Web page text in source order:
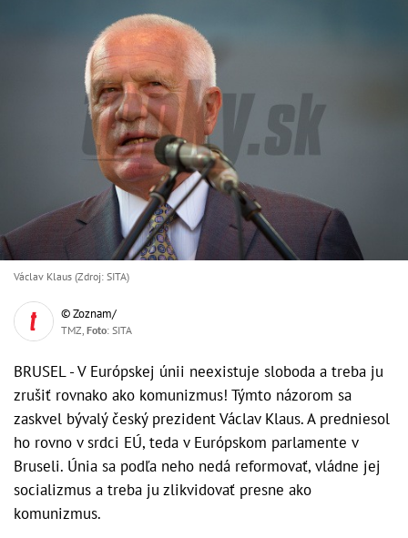
Václav Klaus (Zdroj: SITA)
© Zoznam/
TMZ, Foto: SITA
BRUSEL - V Európskej únii neexistuje sloboda a treba ju
zrušiť rovnako ako komunizmus! Týmto názorom sa
zaskvel bývalý český prezident Václav Klaus. A predniesol
ho rovno v srdci EÚ, teda v Európskom parlamente v
Bruseli. Únia sa podľa neho nedá reformovať, vládne jej
socializmus a treba ju zlikvidovať presne ako
komunizmus.